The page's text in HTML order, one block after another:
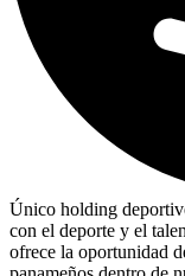
Único holding
con el deporte y el
ofrece la oportunidad